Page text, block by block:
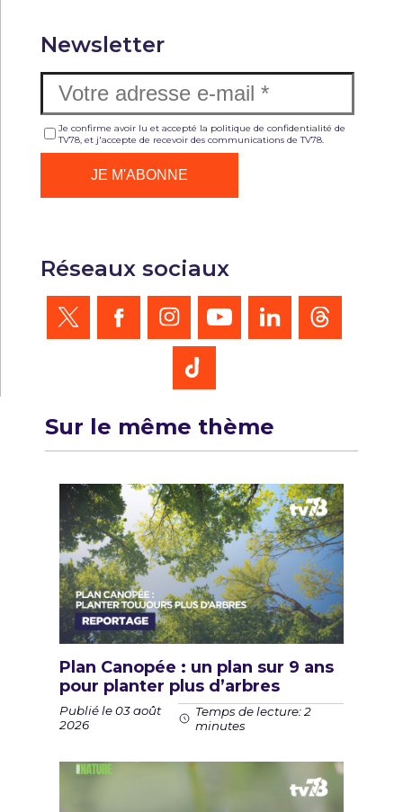
Newsletter
Je confirme avoir lu et accepté la politique de confidentialité de
TV78, et j'accepte de recevoir des communications de TV78.
Réseaux sociaux
Sur le même thème
Plan Canopée : un plan sur 9 ans
pour planter plus d’arbres
Publié le 03 août
2026
Temps de lecture: 2
minutes